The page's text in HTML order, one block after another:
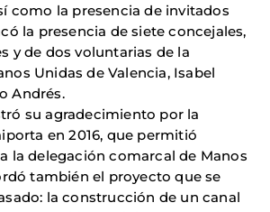
como la presencia de invitados
la presencia de siete concejales,
y de dos voluntarias de la
Unidas de Valencia, Isabel
Andrés.
su agradecimiento por la
en 2016, que permitió
la delegación comarcal de Manos
también el proyecto que se
la construcción de un canal